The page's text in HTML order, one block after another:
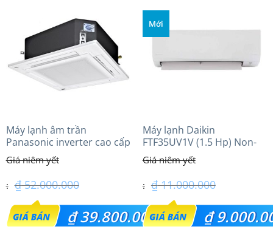
Máy lạnh âm trần
Panasonic inverter cao cấp
(5.0Hp) S-3448PU3HA/U-
43PRH1H8 – 3 Pha
₫52.000.000
Giá
gốc
₫39.800.000
Mới
Máy lạnh Daikin
FTF35UV1V (1.5 Hp) Non-
inverter Thái lan
₫11.000.000
Giá
gốc
₫